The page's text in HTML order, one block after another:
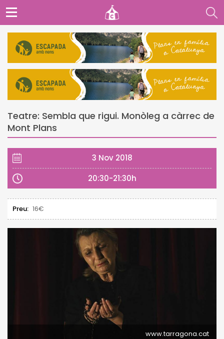
Teatre: Sembla que rigui. Monòleg a càrrec de
Mont Plans
3 Nov 2018
20:30-21:30h
Preu: 16€
www.tarragona.cat